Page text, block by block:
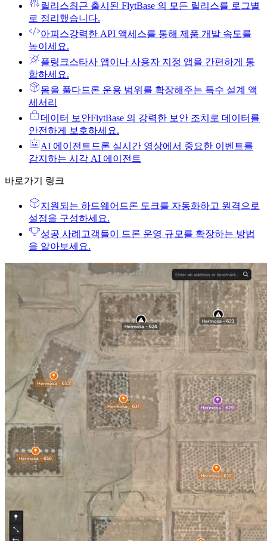
릴리스최근 출시된 FlytBase 의 모든 릴리스를 로그별
로 정리했습니다.
아피스강력한 API 액세스를 통해 제품 개발 속도를
높이세요.
플링크스타사 앱이나 사용자 지정 앱을 간편하게 통
합하세요.
몸을 풀다드론 운용 범위를 확장해주는 특수 설계 액
세서리
데이터 보안FlytBase 의 강력한 보안 조치로 데이터를
안전하게 보호하세요.
AI 에이전트 드론 실시간 영상에서 중요한 이벤트를
감지하는 시각 AI 에이전트
바로가기 링크
지원되는 하드웨어 드론 도크를 자동화하고 원격으로
설정을 구성하세요.
성공 사례 고객들이 드론 운영 규모를 확장하는 방법
을 알아보세요.